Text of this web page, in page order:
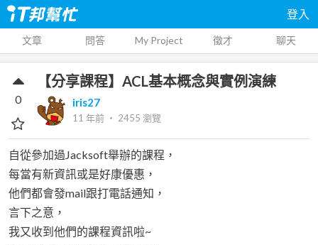
登入
文章 問答 My Project 徵才 聊天
【分享課程】ACL基本概念與實例演練
iris27
11 年前 ‧ 2455 瀏覽
0
自從參加過Jacksoft舉辦的課程，
每當有新資訊或是好康優惠，
他們都會發mail跟打電話通知，
言下之意，
我又收到他們的課程資訊啦~